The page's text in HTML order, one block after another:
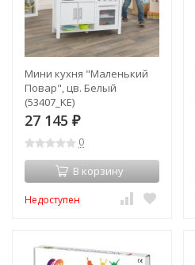
Мини кухня "Маленький
Повар", цв. Белый
(53407_KE)
27 145 ₽
0
В корзину
Недоступен